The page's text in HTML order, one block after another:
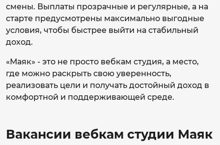
смены. Выплаты прозрачные и регулярные, а на
старте предусмотрены максимально выгодные
условия, чтобы быстрее выйти на стабильный
доход.
«Маяк» - это не просто вебкам студия, а место,
где можно раскрыть свою уверенность,
реализовать цели и получать достойный доход в
комфортной и поддерживающей среде.
Вакансии вебкам студии Маяк